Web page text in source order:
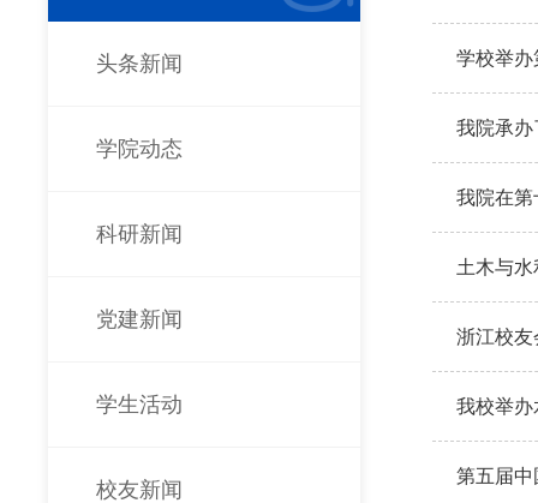
头条新闻
学院动态
科研新闻
党建新闻
学生活动
校友新闻
学校举办
我院承办
专业委员
我院在第
土木与
浙江校友
我校举办
第五届中